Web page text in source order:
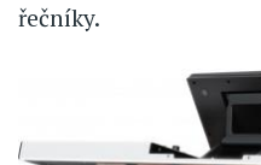
řečníky.